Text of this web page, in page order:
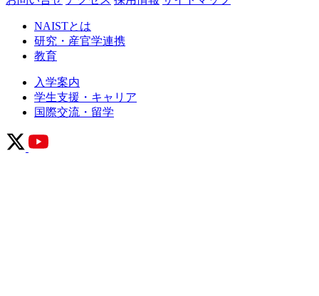
NAISTとは
研究・産官学連携
教育
入学案内
学生支援・キャリア
国際交流・留学